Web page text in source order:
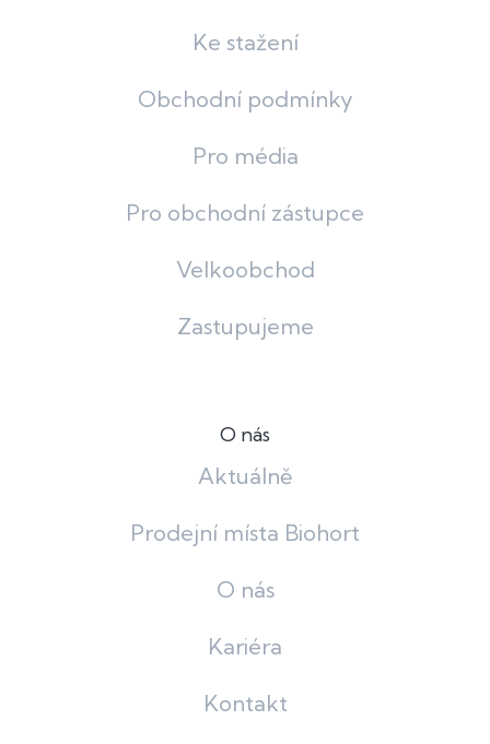
Ke stažení
Obchodní podmínky
Pro média
Pro obchodní zástupce
Velkoobchod
Zastupujeme
O nás
Aktuálně
Prodejní místa Biohort
O nás
Kariéra
Kontakt